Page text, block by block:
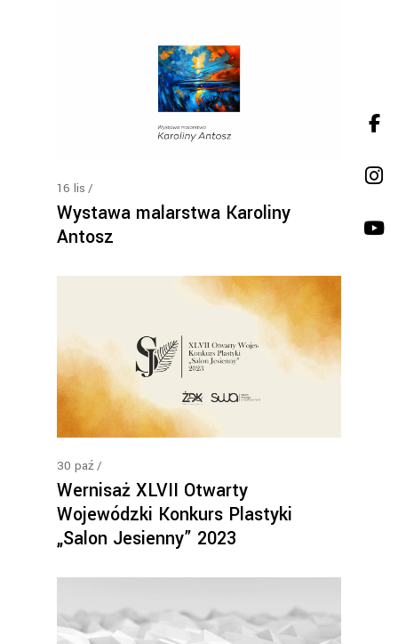
16 lis
Wystawa malarstwa Karoliny
Antosz
30 paź
Wernisaż XLVII Otwarty
Wojewódzki Konkurs Plastyki
„Salon Jesienny” 2023